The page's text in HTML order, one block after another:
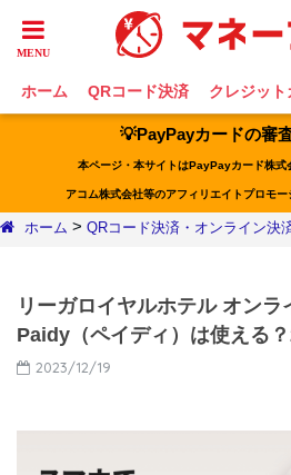
ホーム QRコード決済 クレジット
💡PayPayカードの審
本ページ・本サイトはPayPayカード株式
アコム株式会社等のアフィリエイトプロモー
ホーム > QRコード決済・オンライン決
リーガロイヤルホテル オンラ
Paidy（ペイディ）は使える
2023/12/19